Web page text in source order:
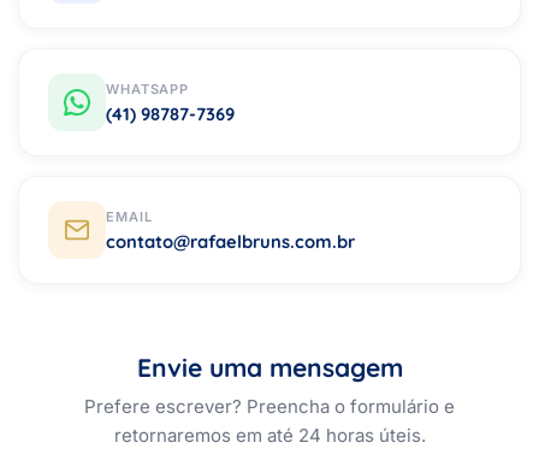
WHATSAPP
(41) 98787-7369
EMAIL
contato@rafaelbruns.com.br
Envie uma mensagem
Prefere escrever? Preencha o formulário e
retornaremos em até 24 horas úteis.